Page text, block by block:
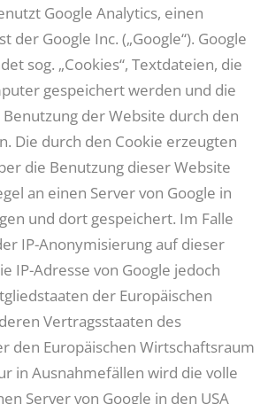
Google Analytics, einen
der Google Inc. („Google“). Google
sog. „Cookies“, Textdateien, die
gespeichert werden und die
der Website durch den
Die durch den Cookie erzeugten
die Benutzung dieser Website
an einen Server von Google in
und dort gespeichert. Im Falle
IP-Anonymisierung auf dieser
IP-Adresse von Google jedoch
der Europäischen
Vertragsstaaten des
den Europäischen Wirtschaftsraum
in Ausnahmefällen wird die volle
Server von Google in den USA